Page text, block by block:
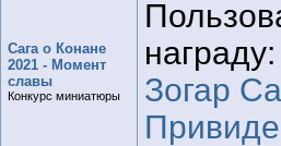
Сага о Конане
2021 - Момент
славы
Конкурс миниатюры
Зогар